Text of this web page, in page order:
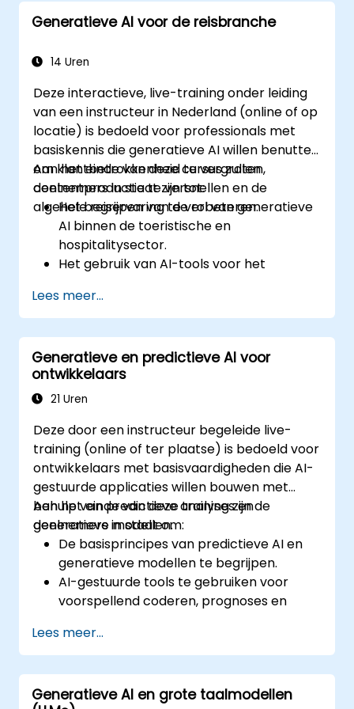
Generatieve AI voor de reisbranche
14 Uren
Deze interactieve, live-training onder leiding
van een instructeur in Nederland (online of op
locatie) is bedoeld voor professionals met
basiskennis die generatieve AI willen benutten
om klantbetrokkenheid te vergroten,
contentproductie te versnellen en de
algehele reiservaring te verbeteren.
Aan het einde van deze cursus zullen
deelnemers in staat zijn tot:
Het begrijpen van de rol van generatieve
AI binnen de toeristische en
hospitalitysector.
Het gebruik van AI-tools voor het
reisanbevelingen.
Het automatiseren van klantinteracties
via chatbots aangestuurd door AI.
Het verbeteren van
marketingstrategieën met inhoud die
door AI is gegenereerd.
Lees meer...
Generatieve en predictieve AI voor
ontwikkelaars
21 Uren
Deze door een instructeur begeleide live-
training (online of ter plaatse) is bedoeld voor
ontwikkelaars met basisvaardigheden die AI-
gestuurde applicaties willen bouwen met
behulp van predictieve analyses en
generatieve modellen.
Aan het einde van deze training zijn de
deelnemers in staat om:
De basisprincipes van predictieve AI en
generatieve modellen te begrijpen.
AI-gestuurde tools te gebruiken voor
voorspellend coderen, prognoses en
Grote taalmodellen (LLM’s) en
transformatoren toe te passen bij het
genereren van tekst en code.
Tijdreeksvoorspellingen en AI-gestuurde
Lees meer...
Generatieve AI en grote taalmodellen